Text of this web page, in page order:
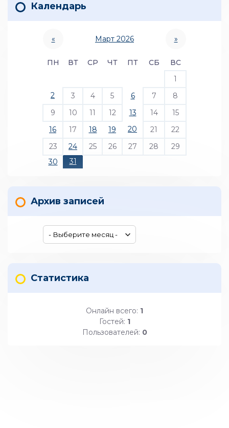
Календарь
« Март 2026 »
ПН ВТ СР ЧТ ПТ СБ
ВС
1
2
3 4 5 6 7
8
9
10 11 12 13 14
15
16
17 18 19 20 21
22
23
24 25 26 27 28
29
30
31
Архив записей
Статистика
Онлайн всего: 1
Гостей: 1
Пользователей: 0